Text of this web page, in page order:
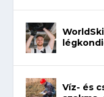
Víz- és